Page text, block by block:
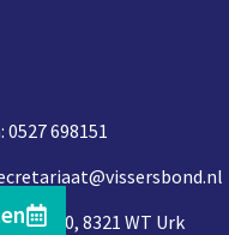
698151
spijk 20, 8321 WT Urk